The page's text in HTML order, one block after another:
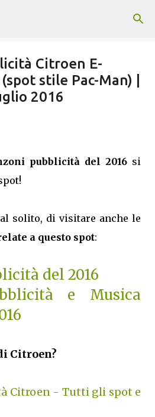
principali
Citroen E-
stile Pac-Man) |
2016
pubblicità del 2016 si
solito, di visitare anche le
a questo spot:
del 2016
e Musica
Citroen?
Citroen - Tutti gli spot e